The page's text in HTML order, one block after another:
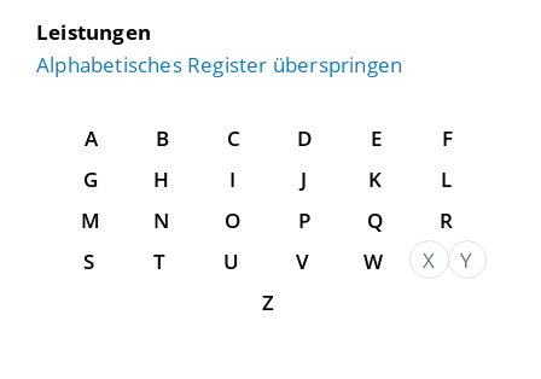
Leistungen
Alphabetisches Register überspringen
A B C D E
F
G
H I J K
L
M
N O P Q
R
S
T U V W X
Y
Z